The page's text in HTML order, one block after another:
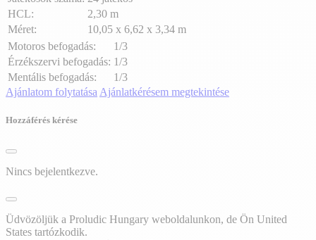
HCL:
2,30 m
Méret:
10,05 x 6,62 x 3,34 m
Motoros befogadás:
1/3
Érzékszervi befogadás: 1/3
Mentális befogadás:
1/3
Ajánlatom folytatása Ajánlatkérésem megtekintése
Hozzáférés kérése
Nincs bejelentkezve.
Üdvözöljük a Proludic Hungary weboldalunkon, de Ön United
States tartózkodik.